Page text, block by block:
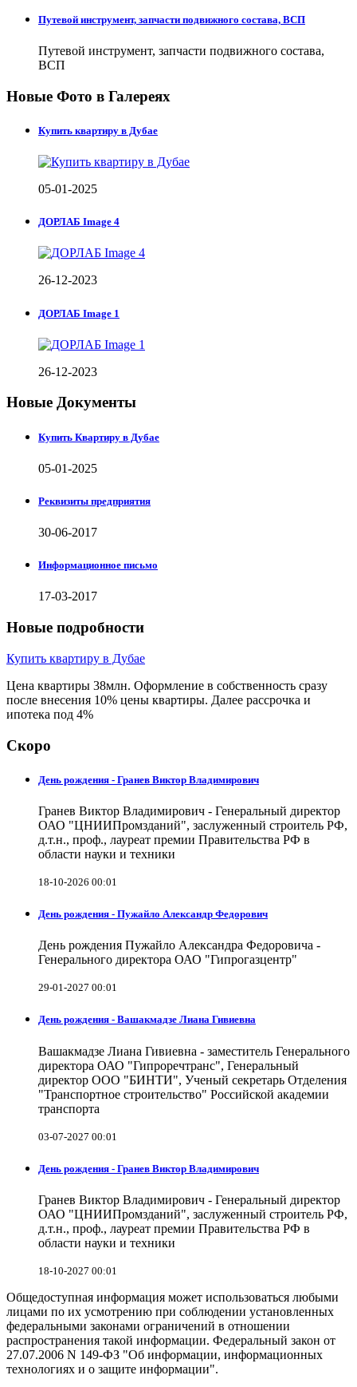
Путевой инструмент, запчасти подвижного состава, ВСП
Путевой инструмент, запчасти подвижного состава,
ВСП
Новые Фото в Галереях
Купить квартиру в Дубае
05-01-2025
ДОРЛАБ Image 4
26-12-2023
ДОРЛАБ Image 1
26-12-2023
Новые Документы
Купить Квартиру в Дубае
05-01-2025
Реквизиты предприятия
30-06-2017
Информационное письмо
17-03-2017
Новые подробности
Купить квартиру в Дубае
Цена квартиры 38млн. Оформление в собственность сразу
после внесения 10% цены квартиры. Далее рассрочка и
ипотека под 4%
Скоро
День рождения - Гранев Виктор Владимирович
Гранев Виктор Владимирович - Генеральный директор
ОАО "ЦНИИПромзданий", заслуженный строитель РФ,
д.т.н., проф., лауреат премии Правительства РФ в
области науки и техники
18-10-2026 00:01
День рождения - Пужайло Александр Федорович
День рождения Пужайло Александра Федоровича -
Генерального директора ОАО "Гипрогазцентр"
29-01-2027 00:01
День рождения - Вашакмадзе Лиана Гивиевна
Вашакмадзе Лиана Гивиевна - заместитель Генерального
директора ОАО "Гипроречтранс", Генеральный
директор ООО "БИНТИ", Ученый секретарь Отделения
"Транспортное строительство" Российской академии
транспорта
03-07-2027 00:01
День рождения - Гранев Виктор Владимирович
Гранев Виктор Владимирович - Генеральный директор
ОАО "ЦНИИПромзданий", заслуженный строитель РФ,
д.т.н., проф., лауреат премии Правительства РФ в
области науки и техники
18-10-2027 00:01
Общедоступная информация может использоваться любыми
лицами по их усмотрению при соблюдении установленных
федеральными законами ограничений в отношении
распространения такой информации. Федеральный закон от
27.07.2006 N 149-ФЗ "Об информации, информационных
технологиях и о защите информации".